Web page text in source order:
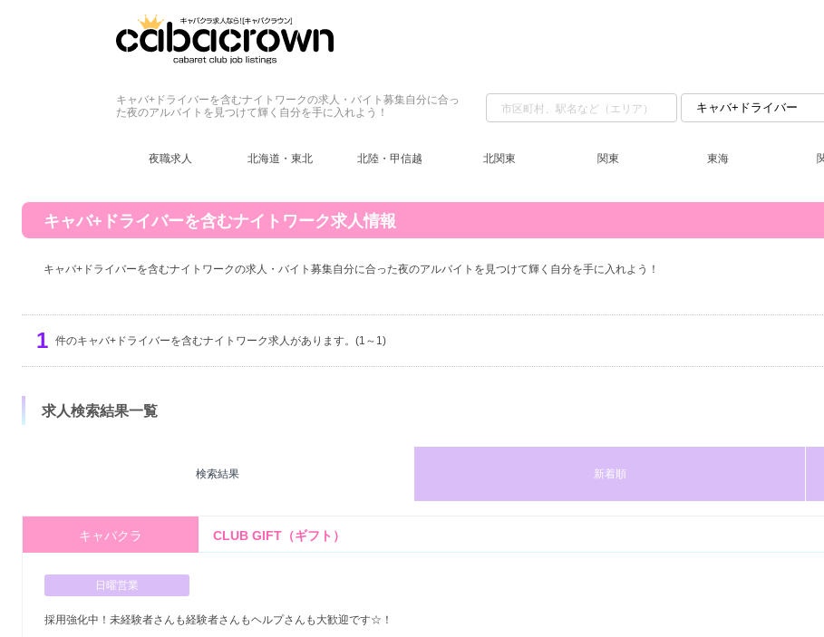
キャバ+ドライバーを含むナイトワークの求人・バイト募集自分に合っ
た夜のアルバイトを見つけて輝く自分を手に入れよう！
夜職求人 北海道・東北 北陸・甲信越 北関東 関東 東海
キャバ+ドライバーを含むナイトワーク求人情報
キャバ+ドライバーを含むナイトワークの求人・バイト募集自分に合った夜のアルバイトを見つけて輝く自分を手に入れよう！
1 件のキャバ+ドライバーを含むナイトワーク求人があります。(1～1)
求人検索結果一覧
検索結果 新着順
キャバクラ CLUB GIFT（ギフト）
日曜営業
採用強化中！未経験者さんも経験者さんもヘルプさんも大歓迎です☆！